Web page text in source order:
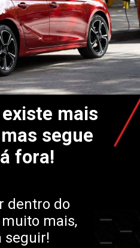
mais
segue
fora!
dentro do
mais,
seguir!